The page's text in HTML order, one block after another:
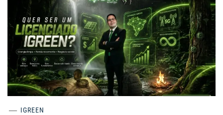
IGREEN